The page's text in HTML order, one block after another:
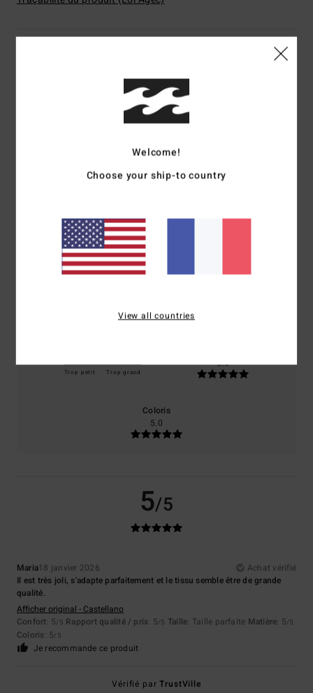
Note moyenne
5.0
basé sur1 avis vérifiés
100% de nos clients recommandent ce produit
Trop petit Trop grand
5.0
Coloris
5.0
5/5
Maria18 janvier 2026
Achat vérifié
Il est très joli, s'adapte parfaitement et le tissu semble être de grande
qualité.
Afficher original - Castellano
Confort: 5/5 Rapport qualité / prix: 5/5 Taille: Taille parfaite Matière: 5/5
Coloris: 5/5
Je recommande ce produit
Vérifié parTrustVille
Welcome!
Choose your ship-to country
View all countries